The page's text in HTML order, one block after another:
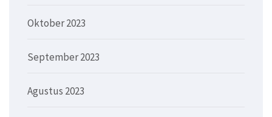
Oktober 2023
September 2023
Agustus 2023